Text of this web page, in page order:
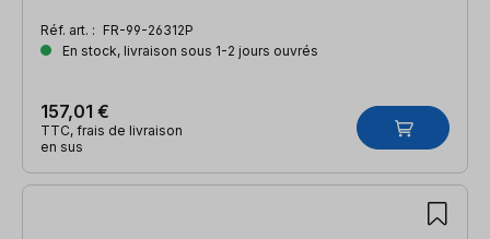
Réf. art. : FR-99-26312P
En stock, livraison sous 1-2 jours ouvrés
157,01 €
TTC, frais de livraison
en sus